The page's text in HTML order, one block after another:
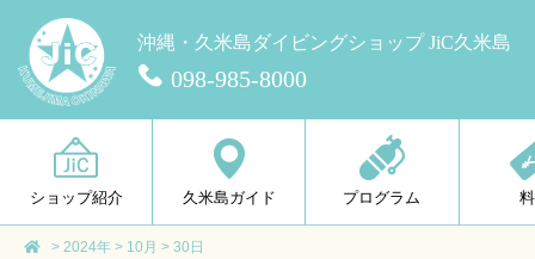
沖縄・久米島ダイビングショップ JiC久米島
098-985-8000
ショップ紹介 久米島ガイド プログラム
> 2024年 > 10月 > 30日